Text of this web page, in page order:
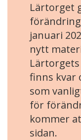
Lärtorget
januari
nytt
finns kvar
som
för
kommer
sidan.